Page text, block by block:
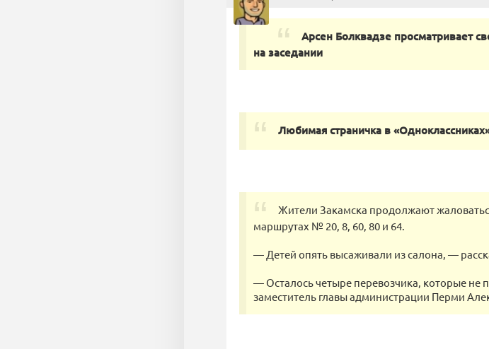
Арсен Болквадзе просматривает
на заседании
Любимая страничка в
Жители Закамска продолжают
маршрутах № 20, 8, 60, 80 и 64.
— Детей опять высаживали из салона, —
— Осталось четыре перевозчика, которые
заместитель главы администрации Перми